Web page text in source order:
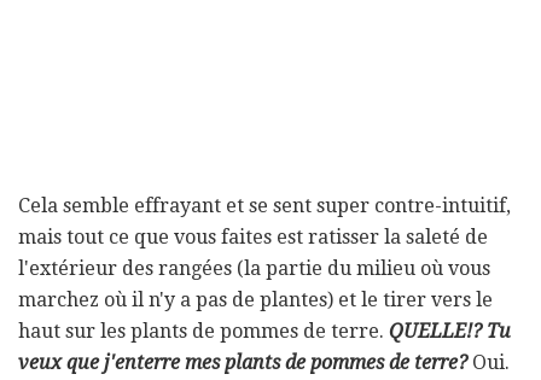
Cela semble effrayant et se sent super contre-intuitif,
mais tout ce que vous faites est ratisser la saleté de
l'extérieur des rangées (la partie du milieu où vous
marchez où il n'y a pas de plantes) et le tirer vers le
haut sur les plants de pommes de terre. QUELLE!? Tu
veux que j'enterre mes plants de pommes de terre?Oui.